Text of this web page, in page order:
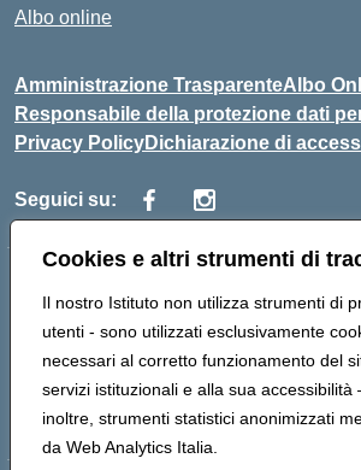
Cookies e altri strumenti di
Il nostro Istituto non utilizza strumenti di
utenti - sono utilizzati esclusivamente
necessari al corretto funzionamento del
servizi istituzionali e alla sua accessibilità
inoltre, strumenti statistici anonimizzati
da Web Analytics Italia.
Albo online
Amministrazione TrasparenteAlbo
Responsabile della protezione dati
Privacy PolicyDichiarazione di
Seguici su:
Centralino:+39091585089 Email:
Posta elettronica certificata (PEC):